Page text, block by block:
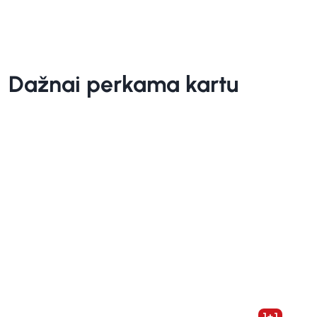
Dažnai perkama kartu